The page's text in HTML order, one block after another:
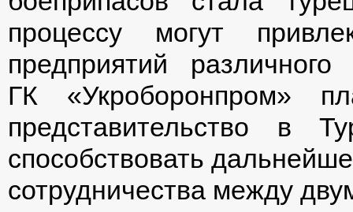
процессу могут
предприятий
ГК «Укроборонпром»
представительство в
способствовать
сотрудничества между